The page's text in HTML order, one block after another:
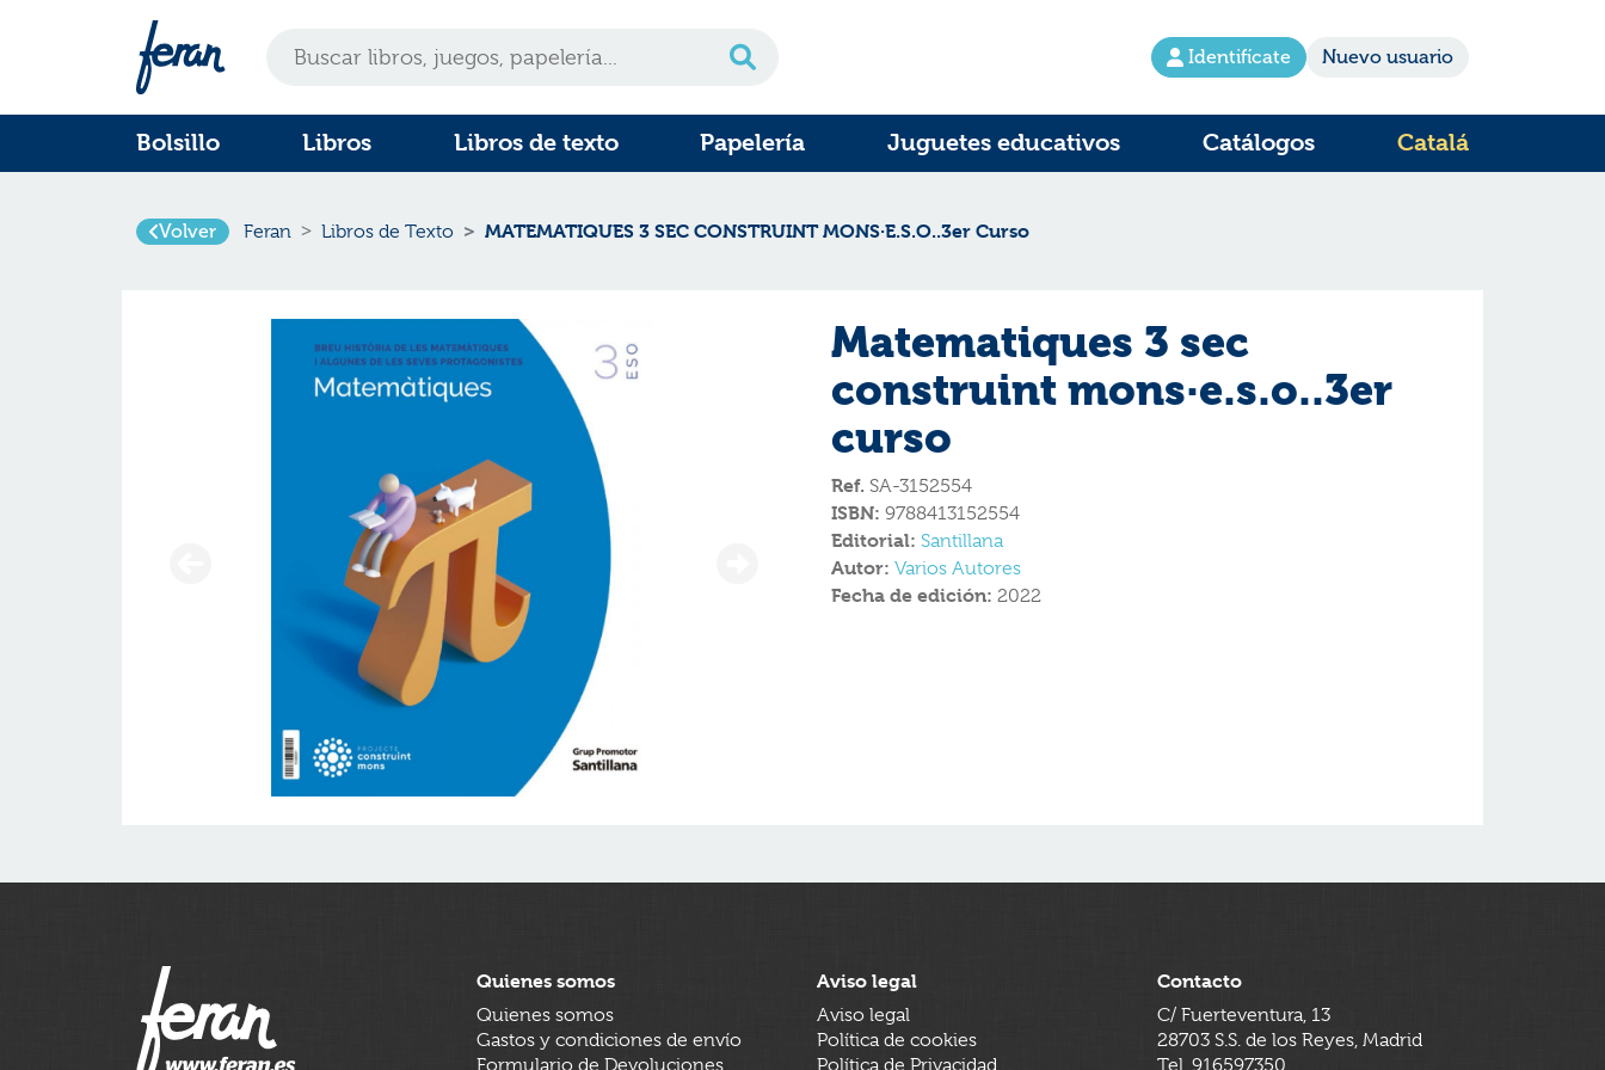
Identifícate Nuevo usuario
Bolsillo Libros Libros de texto Papelería Juguetes educativos Catálogos Catalá
Volver Feran Libros de Texto MATEMATIQUES 3 SEC CONSTRUINT MONS·E.S.O..3er Curso
Matematiques 3 sec
construint mons·e.s.o..3er
curso
Ref. SA-3152554
ISBN: 9788413152554
Editorial: Santillana
Autor: Varios Autores
Fecha de edición: 2022
Quienes somos
Quienes somos
Gastos y condiciones de envío
Formulario de Devoluciones
Aviso legal
Aviso legal
Política de cookies
Política de Privacidad
Contacto
C/ Fuerteventura, 13
28703 S.S. de los Reyes, Madrid
Tel. 916597350